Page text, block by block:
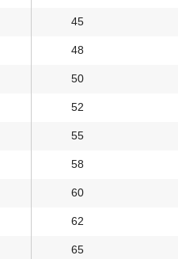
45
48
50
52
55
58
60
62
65